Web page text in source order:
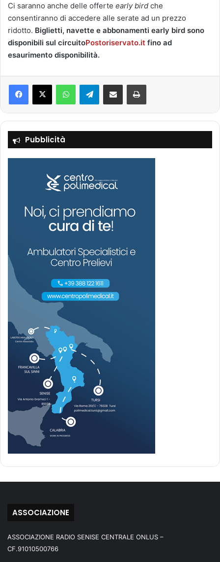
Ci saranno anche delle offerte early bird che
consentiranno di accedere alle serate ad un prezzo
ridotto. Biglietti, navette e abbonamenti early bird sono
disponibili sul circuitoPostoriservato.it fino ad
esaurimento disponibilità.
Telegram
Pubblicità
ASSOCIAZIONE
ASSOCIAZIONE RADIO SENISE CENTRALE ONLUS –
CF.91010500766